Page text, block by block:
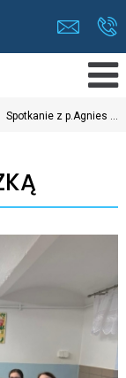
Spotkanie z p.Agnies ...